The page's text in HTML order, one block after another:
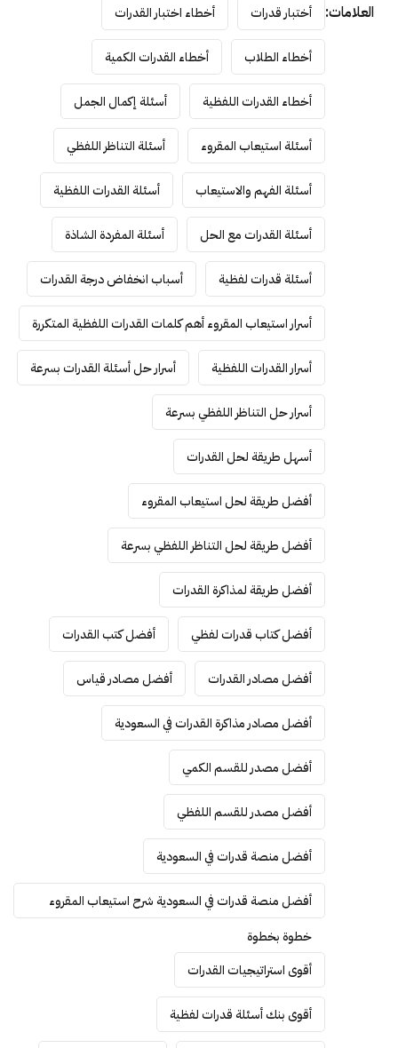
العلامات: أختبار قدرات أخطاء اختبار القدرات
أخطاء الطلاب أخطاء القدرات الكمية
أخطاء القدرات اللفظية أسئلة إكمال الجمل
أسئلة استيعاب المقروء أسئلة التناظر اللفظي
أسئلة الفهم والاستيعاب أسئلة القدرات اللفظية
أسئلة القدرات مع الحل أسئلة المفردة الشاذة
أسئلة قدرات لفظية أسباب انخفاض درجة القدرات
أسرار استيعاب المقروء أهم كلمات القدرات اللفظية المتكررة
أسرار القدرات اللفظية أسرار حل أسئلة القدرات بسرعة
أسرار حل التناظر اللفظي بسرعة
أسهل طريقة لحل القدرات
أفضل طريقة لحل استيعاب المقروء
أفضل طريقة لحل التناظر اللفظي بسرعة
أفضل طريقة لمذاكرة القدرات
أفضل كتاب قدرات لفظي أفضل كتب القدرات
أفضل مصادر القدرات أفضل مصادر قياس
أفضل مصادر مذاكرة القدرات في السعودية
أفضل مصدر للقسم الكمي
أفضل مصدر للقسم اللفظي
أفضل منصة قدرات في السعودية
أفضل منصة قدرات في السعودية شرح استيعاب المقروء
خطوة بخطوة
أقوى استراتيجيات القدرات
أقوى بنك أسئلة قدرات لفظية